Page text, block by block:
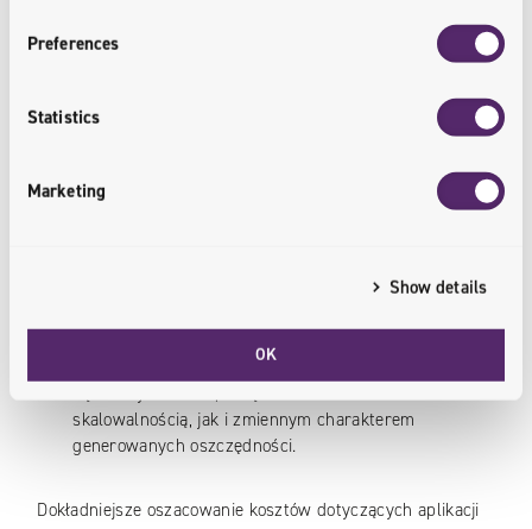
Preferences
Statistics
Marketing
Show details
OK
chmury struktura kosztów może ulec dużym
zmianom, których oszacowanie jest na początku
Przejście do chmury rozwija szeroki wachlarz nowych
Istotną częścią każdego projektu migracji do chmury
są koszty zmienne, związane zarówno ze
skalowalnością, jak i zmiennym charakterem
generowanych oszczędności.
Dokładniejsze oszacowanie kosztów dotyczących aplikacji